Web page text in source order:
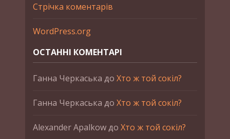
Стрічка коментарів
WordPress.org
ОСТАННІ КОМЕНТАРІ
Ганна Черкаська до Хто ж той сокіл?
Ганна Черкаська до Хто ж той сокіл?
Alexander Apalkowдо Хто ж той сокіл?